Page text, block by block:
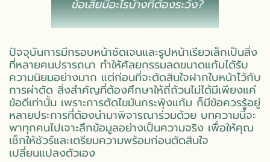
ปัจจุบันการมีกรอบหน้าชัดเจนและรูปหน้าเรียวเล็กเป็นสิ่ง
ที่หลายคนปรารถนา ทำให้ศัลยกรรมลดขนาดแก้มได้รับ
ความนิยมอย่างมาก แต่ก่อนที่จะตัดสินใจฝากใบหน้าไว้กับ
การผ่าตัด สิ่งสำคัญที่ต้องศึกษาให้ถี่ถ้วนไม่ได้มีเพียงแค่
ข้อดีเท่านั้น เพราะการตัดไขมันกระพุ้งแก้ม ก็มีข้อควรรู้อยู่
หลายประการที่ต้องนำมาพิจารณาร่วมด้วย บทความนี้จะ
พาทุกคนไปเจาะลึกข้อมูลอย่างเป็นความจริง เพื่อให้คุณ
เช็กให้ชัวร์และเตรียมความพร้อมก่อนตัดสินใจ
เปลี่ยนแปลงตัวเอง